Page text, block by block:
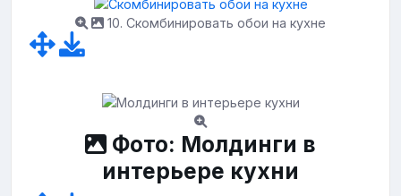
10. Скомбинировать обои на кухне
Фото: Молдинги в
интерьере кухни